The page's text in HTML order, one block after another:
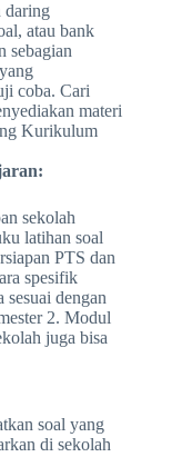
daring
atau bank
sebagian
coba. Cari
materi
Kurikulum
sekolah
latihan soal
PTS dan
spesifik
dengan
2. Modul
juga bisa
soal yang
di sekolah